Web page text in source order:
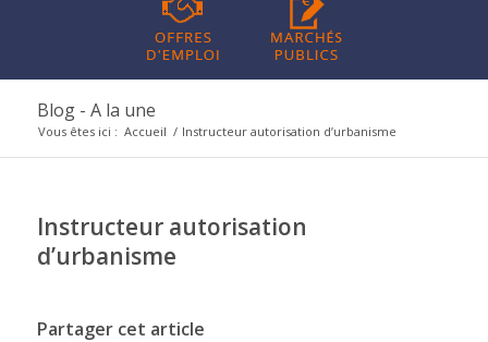
Blog - A la une
Vous êtes ici : Accueil / Instructeur autorisation d’urbanisme
Instructeur autorisation
d’urbanisme
Partager cet article